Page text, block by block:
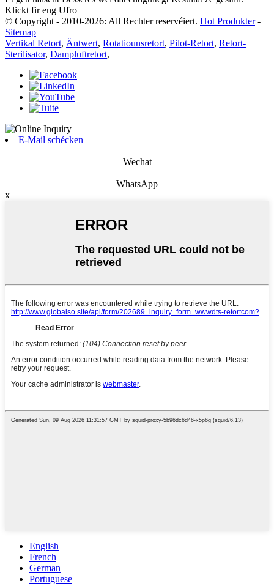
Klickt fir eng Ufro
© Copyright - 2010-2026: All Rechter reservéiert. Hot Produkter-
Sitemap
Vertikal Retort, Äntwert, Rotatiounsretort, Pilot-Retort, Retort-
Sterilisator, Dampluftretort,
E-Mail schécken
Wechat
WhatsApp
x
English
French
German
Portuguese